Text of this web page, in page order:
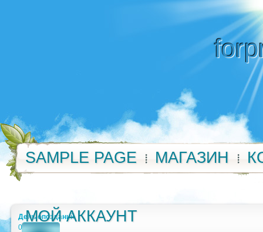
SAMPLE PAGE МАГАЗИН
МОЙ АККАУНТ
День опозданий
0